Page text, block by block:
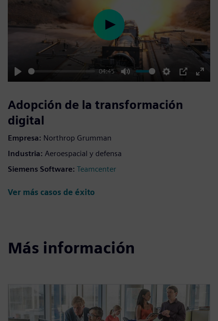
Play
04:45
Mute Settings
PIP
Enter
Play
Adopción de la transformación
digital
Empresa: Northrop Grumman
Industria: Aeroespacial y defensa
Siemens Software: Teamcenter
Ver más casos de éxito
Más información